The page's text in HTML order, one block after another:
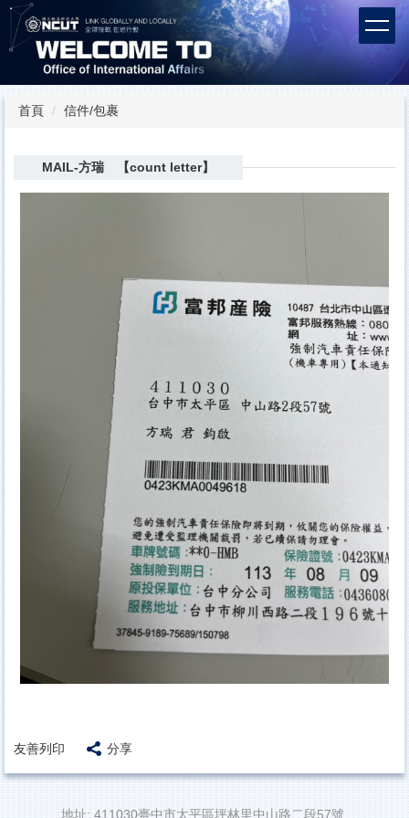
跳
到
主
內
容首頁 信件/包裹
MAIL-方瑞 【count letter】
友善列印 分享
地址: 411030臺中市太平區坪林里中山路二段57號